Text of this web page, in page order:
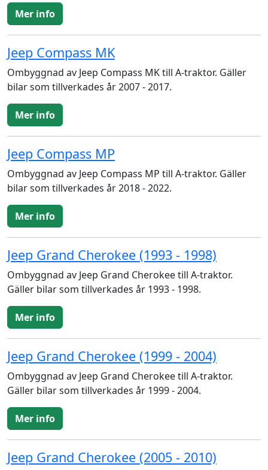
Mer info
Jeep Compass MK
Ombyggnad av Jeep Compass MK till A-traktor. Gäller
bilar som tillverkades år 2007 - 2017.
Mer info
Jeep Compass MP
Ombyggnad av Jeep Compass MP till A-traktor. Gäller
bilar som tillverkades år 2018 - 2022.
Mer info
Jeep Grand Cherokee (1993 - 1998)
Ombyggnad av Jeep Grand Cherokee till A-traktor.
Gäller bilar som tillverkades år 1993 - 1998.
Mer info
Jeep Grand Cherokee (1999 - 2004)
Ombyggnad av Jeep Grand Cherokee till A-traktor.
Gäller bilar som tillverkades år 1999 - 2004.
Mer info
Jeep Grand Cherokee (2005 - 2010)